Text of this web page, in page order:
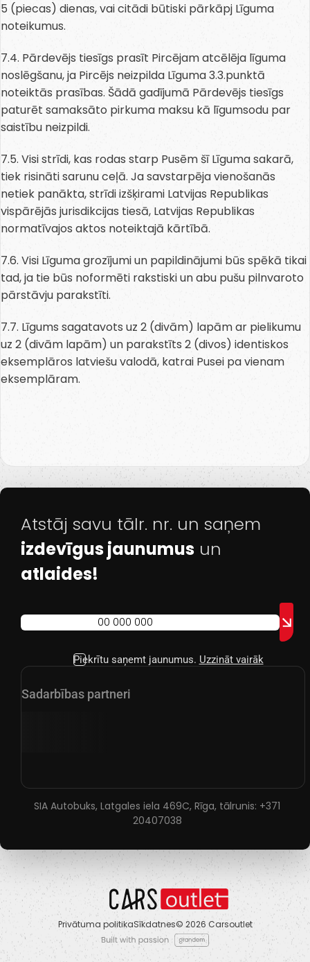
5 (piecas) dienas, vai citādi būtiski pārkāpj Līguma
noteikumus.
7.4. Pārdevējs tiesīgs prasīt Pircējam atcēlēja līguma
noslēgšanu, ja Pircējs neizpilda Līguma 3.3.punktā
noteiktās prasības. Šādā gadījumā Pārdevējs tiesīgs
paturēt samaksāto pirkuma maksu kā līgumsodu par
saistību neizpildi.
7.5. Visi strīdi, kas rodas starp Pusēm šī Līguma sakarā,
tiek risināti sarunu ceļā. Ja savstarpēja vienošanās
netiek panākta, strīdi izšķirami Latvijas Republikas
vispārējās jurisdikcijas tiesā, Latvijas Republikas
normatīvajos aktos noteiktajā kārtībā.
7.6. Visi Līguma grozījumi un papildinājumi būs spēkā tikai
tad, ja tie būs noformēti rakstiski un abu pušu pilnvaroto
pārstāvju parakstīti.
7.7. Līgums sagatavots uz 2 (divām) lapām ar pielikumu
uz 2 (divām lapām) un parakstīts 2 (divos) identiskos
eksemplāros latviešu valodā, katrai Pusei pa vienam
eksemplāram.
Atstāj savu tālr. nr. un saņem
izdevīgus jaunumus un
atlaides!
Piekrītu saņemt jaunumus. Uzzināt vairāk
Sadarbības partneri
SIA Autobuks, Latgales iela 469C, Rīga, tālrunis: +371
20407038
Privātuma politikaSīkdatnes© 2026 Carsoutlet